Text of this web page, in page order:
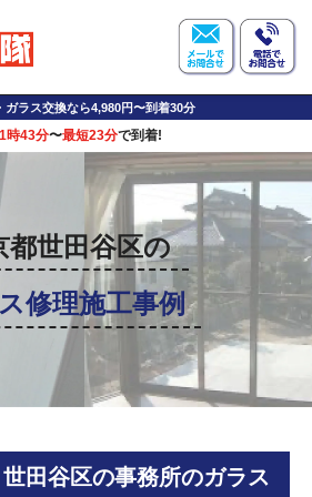
ガラス交換なら4,980円〜到着30分
時43分〜最短23分で到着!
都世田谷区の
修理施工事例
世田谷区の事務所のガラス